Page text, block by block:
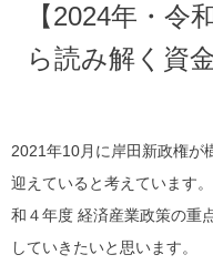
【2024年・令
ら読み解く資
2021年10月に岸田新政権が
迎えていると考えています
和４年度 経済産業政策の重
していきたいと思います。